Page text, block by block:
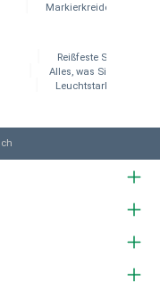
Markierkreide für Holz,
Reißfeste Schnüre
Hier klicken!
Alles, was Sie für
Leuchtstarke Sprays